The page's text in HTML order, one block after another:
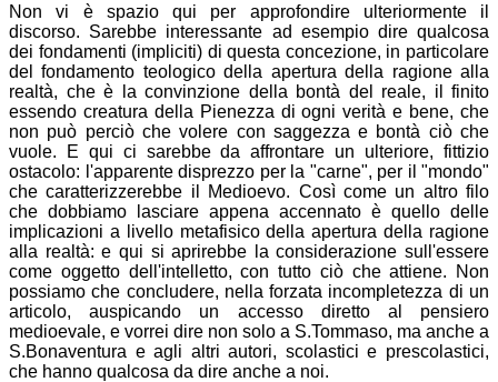
Non vi è spazio qui per approfondire ulteriormente il
discorso. Sarebbe interessante ad esempio dire qualcosa
dei fondamenti (impliciti) di questa concezione, in particolare
del fondamento teologico della apertura della ragione alla
realtà, che è la convinzione della bontà del reale, il finito
essendo creatura della Pienezza di ogni verità e bene, che
non può perciò che volere con saggezza e bontà ciò che
vuole. E qui ci sarebbe da affrontare un ulteriore, fittizio
ostacolo: l'apparente disprezzo per la "carne", per il "mondo"
che caratterizzerebbe il Medioevo. Così come un altro filo
che dobbiamo lasciare appena accennato è quello delle
implicazioni a livello metafisico della apertura della ragione
alla realtà: e qui si aprirebbe la considerazione sull'essere
come oggetto dell'intelletto, con tutto ciò che attiene. Non
possiamo che concludere, nella forzata incompletezza di un
articolo, auspicando un accesso diretto al pensiero
medioevale, e vorrei dire non solo a S.Tommaso, ma anche a
S.Bonaventura e agli altri autori, scolastici e prescolastici,
che hanno qualcosa da dire anche a noi.